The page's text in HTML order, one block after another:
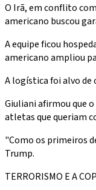
O Irã, em conflito
americano buscou
A equipe ficou
americano ampliou
A logística foi alvo de
Giuliani afirmou que
atletas que queriam
"Como os primeiros
Trump.
TERRORISMO E A